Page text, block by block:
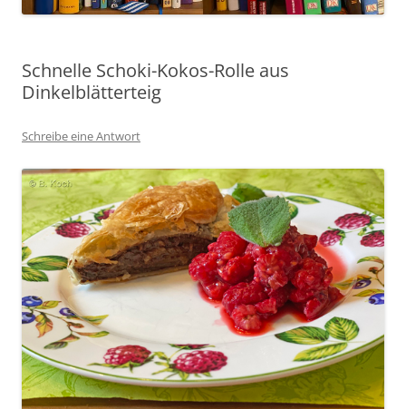
Schnelle Schoki-Kokos-Rolle aus
Dinkelblätterteig
Schreibe eine Antwort